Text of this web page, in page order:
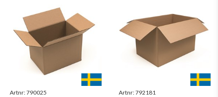
Artnr:790025 Artnr:792181